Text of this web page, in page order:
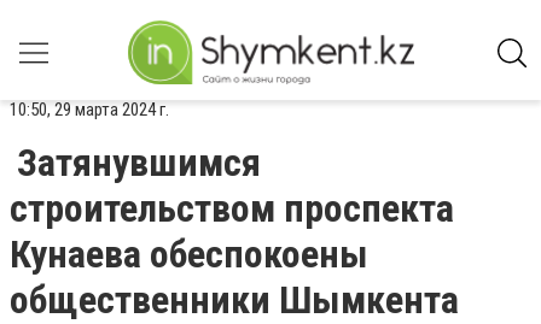
10:50, 29 марта 2024 г.
Затянувшимся
строительством проспекта
Кунаева обеспокоены
общественники Шымкента